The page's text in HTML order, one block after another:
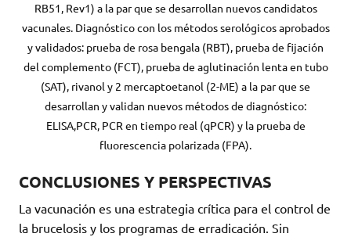
RB51, Rev1) a la par que se desarrollan nuevos candidatos
vacunales. Diagnóstico con los métodos serológicos aprobados
y validados: prueba de rosa bengala (RBT), prueba de fijación
del complemento (FCT), prueba de aglutinación lenta en tubo
(SAT), rivanol y 2 mercaptoetanol (2-ME) a la par que se
desarrollan y validan nuevos métodos de diagnóstico:
ELISA,PCR, PCR en tiempo real (qPCR) y la prueba de
fluorescencia polarizada (FPA).
CONCLUSIONES Y PERSPECTIVAS
La vacunación es una estrategia crítica para el control de
la brucelosis y los programas de erradicación. Sin